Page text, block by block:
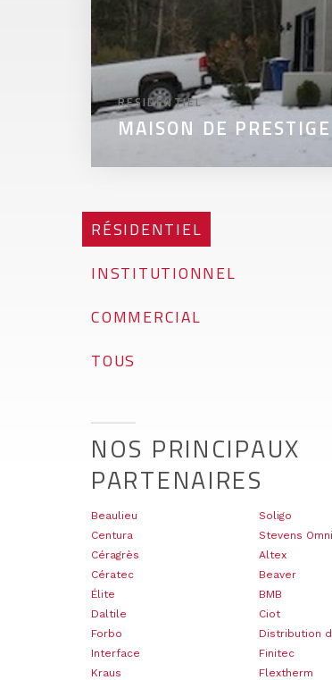
RÉSIDENTIEL
MAISON DE
RÉSIDENTIEL
INSTITUTIONNEL
COMMERCIAL
TOUS
NOS PRINCIPAUX
PARTENAIRES
Beaulieu
Centura
Céragrès
Cératec
Élite
Daltile
Forbo
Interface
Kraus
Soligo
Stevens Omni
Altex
Beaver
BMB
Ciot
Distribution
Finitec
Flextherm